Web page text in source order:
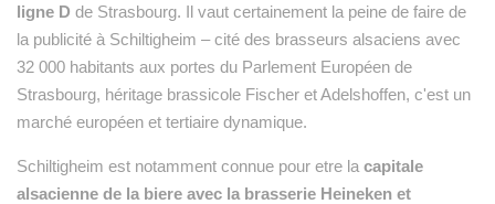
ligne D de Strasbourg. Il vaut certainement la peine de faire de
la publicité à Schiltigheim – cité des brasseurs alsaciens avec
32 000 habitants aux portes du Parlement Européen de
Strasbourg, héritage brassicole Fischer et Adelshoffen, c'est un
marché européen et tertiaire dynamique.
Schiltigheim est notamment connue pour etre la capitale
alsacienne de la biere avec la brasserie Heineken et